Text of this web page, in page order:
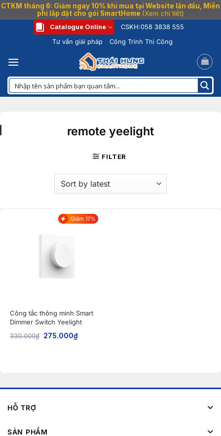
CTKM tháng 6: Giảm ngay 10% khi mua tại Website lần đầu, Miễn
phí lắp đặt cho gói SmartHome (Xem chi tiết)
dung
Catalogue Online CSKH:058 3838 555
Tư vấn giải pháp
Công Trình Thi Công
remote yeelight
FILTER
Giảm 17%
Công tắc thông minh Smart
Dimmer Switch Yeelight
330.000₫ 275.000₫
HỖ TRỢ
SẢN PHẨM